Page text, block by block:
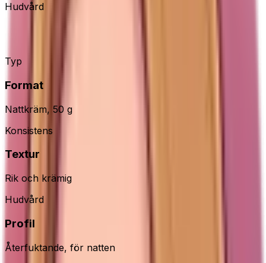
Hudvård
Olay Regenerist Night Recovery
Typ
Format
Nattkräm, 50 g
Konsistens
Textur
Rik och krämig
Hudvård
Profil
Återfuktande, för natten